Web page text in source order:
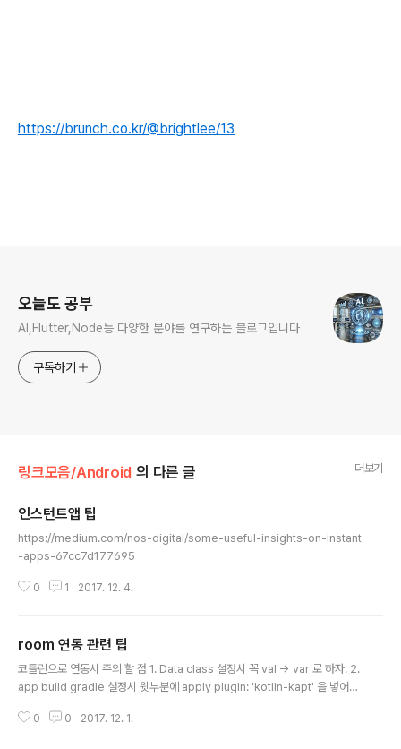
https://brunch.co.kr/@brightlee/13
오늘도 공부
AI,Flutter,Node등 다양한 분야를 연구하는 블로그입니다
구독하기
링크모음/Android 의 다른 글 더보기
인스턴트앱 팁
https://medium.com/nos-digital/some-useful-insights-on-instant
-apps-67cc7d177695
0 1 2017. 12. 4.
room 연동 관련 팁
코틀린으로 연동시 주의 할 점 1. Data class 설정시 꼭 val -> var 로 하자. 2.
app build gradle 설정시 윗부분에 apply plugin: 'kotlin-kapt' 을 넣어주
====================================configurations.a
0 0 2017. 12. 1.